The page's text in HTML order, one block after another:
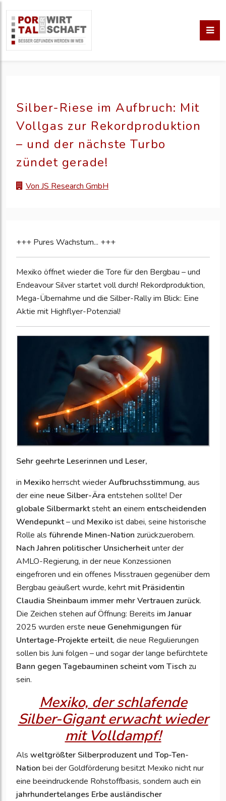
Silber-Riese im Aufbruch: Mit
Vollgas zur Rekordproduktion
– und der nächste Turbo
zündet gerade!
Von JS Research GmbH
+++ Pures Wachstum... +++
Mexiko öffnet wieder die Tore für den Bergbau – und
Endeavour Silver startet voll durch! Rekordproduktion,
Mega-Übernahme und die Silber-Rally im Blick: Eine
Aktie mit Highflyer-Potenzial!
Sehr geehrte Leserinnen und Leser,
in Mexikoherrscht wiederAufbruchsstimmung, aus
der eine neue Silber-Ära entstehen sollte! Der
globale Silbermarktsteht an einem entscheidenden
Wendepunkt– und Mexikoist dabei, seine historische
Rolle als führende Minen-Nation zurückzuerobern.
Nach Jahren politischer Unsicherheitunter der
AMLO-Regierung, in der neue Konzessionen
eingefroren und ein offenes Misstrauen gegenüber dem
Bergbau geäußert wurde, kehrt mit Präsidentin
Claudia Sheinbaum immer mehr Vertrauen zurück.
Die Zeichen stehen auf Öffnung: Bereits im Januar
2025 wurden erste neue Genehmigungen für
Untertage-Projekte erteilt, die neue Regulierungen
sollen bis Juni folgen – und sogar der lange befürchtete
Bann gegen Tagebauminen scheint vom Tisch zu
sein.
Mexiko, der schlafende
Silber-Gigant erwacht wieder
mit Volldampf!
Als weltgrößter Silberproduzent und Top-Ten-
Nation bei der Goldförderung besitzt Mexiko nicht nur
eine beeindruckende Rohstoffbasis, sondern auch ein
jahrhundertelanges Erbe ausländischer